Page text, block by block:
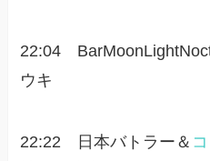
22:04
ウキ
22:22 日本バトラー＆